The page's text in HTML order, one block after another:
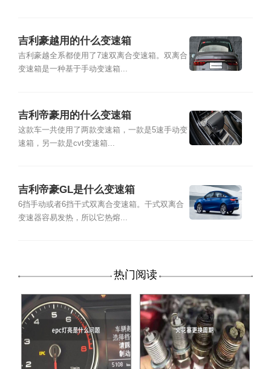
吉利豪越用的什么变速箱
吉利豪越全系都使用了7速双离合变速箱。双离合
变速箱是一种基于手动变速箱...
吉利帝豪用的什么变速箱
这款车一共使用了两款变速箱，一款是5速手动变
速箱，另一款是cvt变速箱...
吉利帝豪GL是什么变速箱
6挡手动或者6挡干式双离合变速箱。干式双离合
变速器容易发热，所以它热熔...
热门阅读